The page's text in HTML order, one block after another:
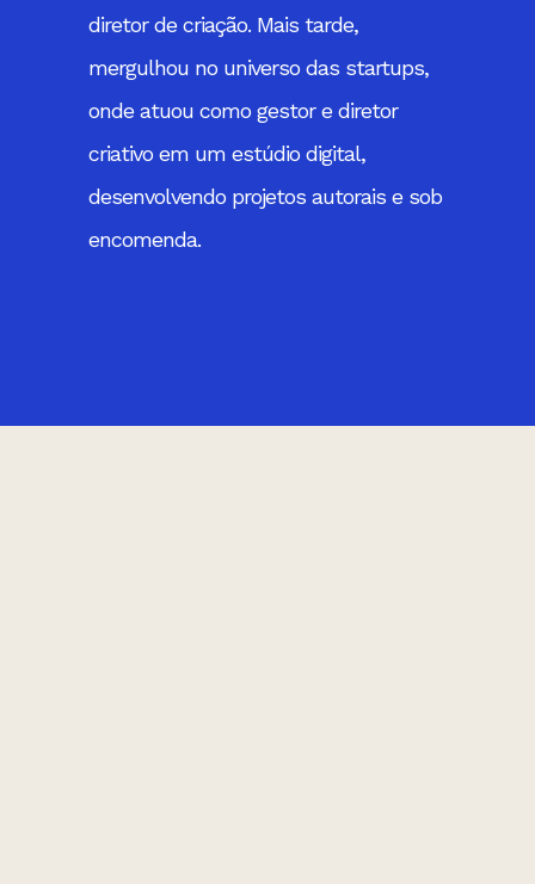
diretor de criação. Mais tarde,
mergulhou no universo das startups,
onde atuou como gestor e diretor
criativo em um estúdio digital,
desenvolvendo projetos autorais e sob
encomenda.